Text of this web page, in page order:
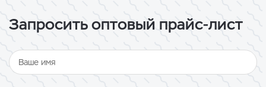
Запросить оптовый прайс-лист